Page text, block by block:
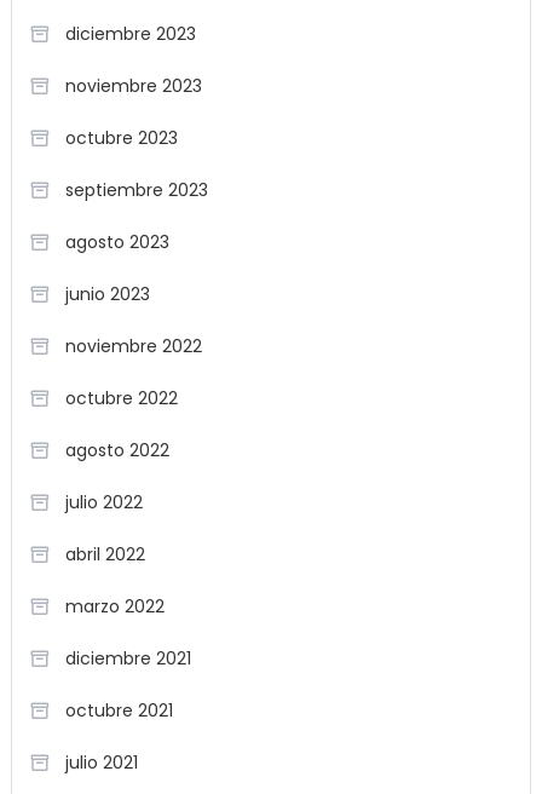
diciembre 2023
noviembre 2023
octubre 2023
septiembre 2023
agosto 2023
junio 2023
noviembre 2022
octubre 2022
agosto 2022
julio 2022
abril 2022
marzo 2022
diciembre 2021
octubre 2021
julio 2021